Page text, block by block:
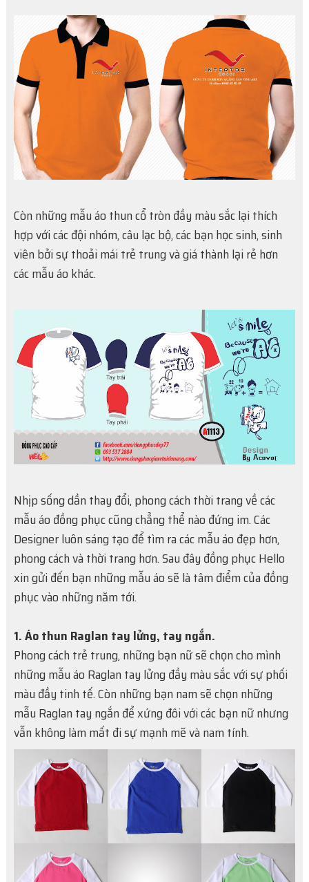
Còn những mẫu áo thun cổ tròn đầy màu sắc lại thích
hợp với các đội nhóm, câu lạc bộ, các bạn học sinh, sinh
viên bởi sự thoải mái trẻ trung và giá thành lại rẻ hơn
các mẫu áo khác.
Nhịp sống dần thay đổi, phong cách thời trang về các
mẫu áo đồng phục cũng chẳng thể nào đứng im. Các
Designer luôn sáng tạo để tìm ra các mẫu áo đẹp hơn,
phong cách và thời trang hơn. Sau đây đồng phục Hello
xin gửi đến bạn những mẫu áo sẽ là tâm điểm của đồng
phục vào những năm tới.
1. Áo thun Raglan tay lửng, tay ngắn.
Phong cách trẻ trung, những bạn nữ sẽ chọn cho mình
những mẫu áo Raglan tay lửng đầy màu sắc với sự phối
màu đầy tinh tế. Còn những bạn nam sẽ chọn những
mẫu Raglan tay ngắn để xứng đôi với các bạn nữ nhưng
vẫn không làm mất đi sự mạnh mẽ và nam tính.